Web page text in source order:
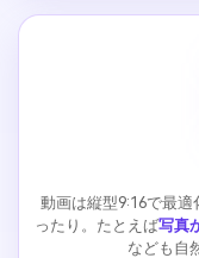
動画は縦型9:16で最
ったり。たとえば写真
なども自